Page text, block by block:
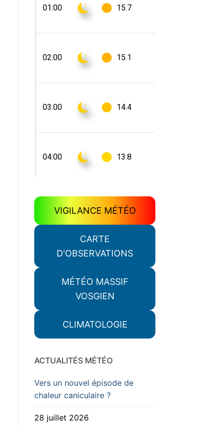
VIGILANCE MÉTÉO
CARTE
D'OBSERVATIONS
MÉTÉO MASSIF
VOSGIEN
CLIMATOLOGIE
ACTUALITÉS MÉTÉO
Vers un nouvel épisode de
chaleur caniculaire ?
28 juillet 2026